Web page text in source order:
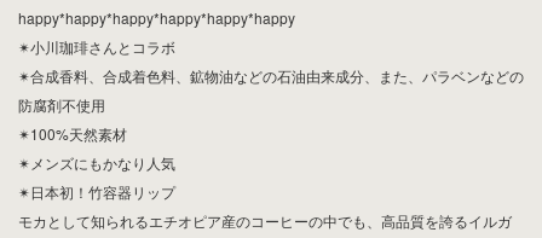
happy*happy*happy*happy*happy*happy
✴︎小川珈琲さんとコラボ
✴︎合成香料、合成着色料、鉱物油などの石油由来成分、また、パラベンなどの
防腐剤不使用
✴︎100%天然素材
✴︎メンズにもかなり人気
✴︎日本初！竹容器リップ
モカとして知られるエチオピア産のコーヒーの中でも、高品質を誇るイルガ